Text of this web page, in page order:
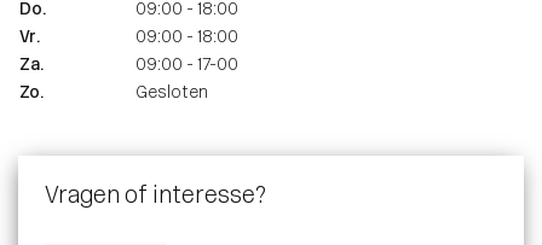
Do.
09:00 - 18:00
Vr.
09:00 - 18:00
Za.
09:00 - 17-00
Zo.
Gesloten
Vragen of interesse?